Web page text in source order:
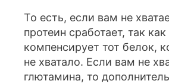
То есть, если вам не
протеин сработает, так как
компенсирует тот белок,
не хватало. Если вам не
глютамина, то